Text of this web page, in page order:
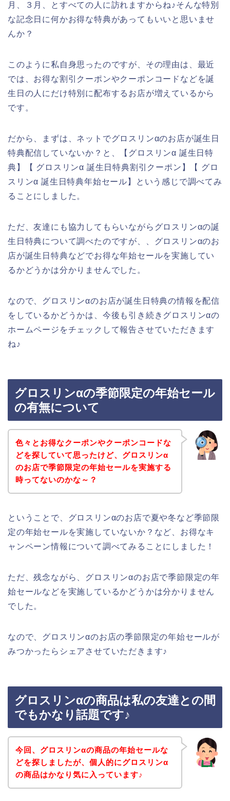
月、３月、とすべての人に訪れますからね♪そんな特別
な記念日に何かお得な特典があってもいいと思いませ
んか？
このように私自身思ったのですが、その理由は、最近
では、お得な割引クーポンやクーポンコードなどを誕
生日の人にだけ特別に配布するお店が増えているから
です。
だから、まずは、ネットでグロスリンαのお店が誕生日
特典配信していないか？と、【グロスリンα 誕生日特
典】【 グロスリンα 誕生日特典割引クーポン】【 グロ
スリンα 誕生日特典年始セール】という感じで調べてみ
ることにしました。
ただ、友達にも協力してもらいながらグロスリンαの誕
生日特典について調べたのですが、、グロスリンαのお
店が誕生日特典などでお得な年始セールを実施してい
るかどうかは分かりませんでした。
なので、グロスリンαのお店が誕生日特典の情報を配信
をしているかどうかは、今後も引き続きグロスリンαの
ホームページをチェックして報告させていただきます
ね♪
グロスリンαの季節限定の年始セール
の有無について
色々とお得なクーポンやクーポンコードな
どを探していて思ったけど、グロスリンα
のお店で季節限定の年始セールを実施する
時ってないのかな～？
ということで、グロスリンαのお店で夏や冬など季節限
定の年始セールを実施していないか？など、お得なキ
ャンペーン情報について調べてみることにしました！
ただ、残念ながら、グロスリンαのお店で季節限定の年
始セールなどを実施しているかどうかは分かりません
でした。
なので、グロスリンαのお店の季節限定の年始セールが
みつかったらシェアさせていただきます♪
グロスリンαの商品は私の友達との間
でもかなり話題です♪
今回、グロスリンαの商品の年始セールな
どを探しましたが、個人的にグロスリンα
の商品はかなり気に入っています♪